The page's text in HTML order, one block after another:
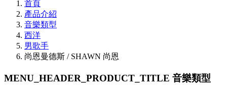
首頁
產品介紹
音樂類型
西洋
男歌手
尚恩曼德斯 / SHAWN 尚恩
MENU_HEADER_PRODUCT_TITLE 音樂類型